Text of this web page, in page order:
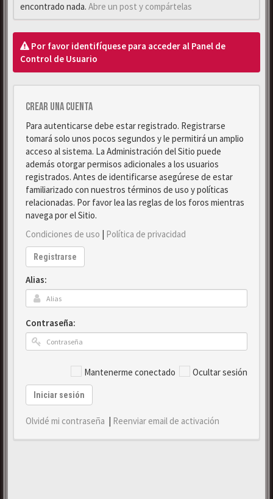
encontrado nada. Abre un post y compártelas
Por favor identifíquese para acceder al Panel de
Control de Usuario
Crear una cuenta
Para autenticarse debe estar registrado. Registrarse
tomará solo unos pocos segundos y le permitirá un amplio
acceso al sistema. La Administración del Sitio puede
además otorgar permisos adicionales a los usuarios
registrados. Antes de identificarse asegúrese de estar
familiarizado con nuestros términos de uso y políticas
relacionadas. Por favor lea las reglas de los foros mientras
navega por el Sitio.
Condiciones de uso | Política de privacidad
Registrarse
Alias:
Contraseña:
Mantenerme conectado Ocultar sesión
Iniciar sesión
Olvidé mi contraseña | Reenviar email de activación